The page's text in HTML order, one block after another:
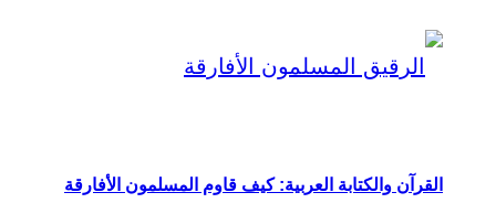
القرآن والكتابة العربية: كيف قاوم المسلمون الأفارقة